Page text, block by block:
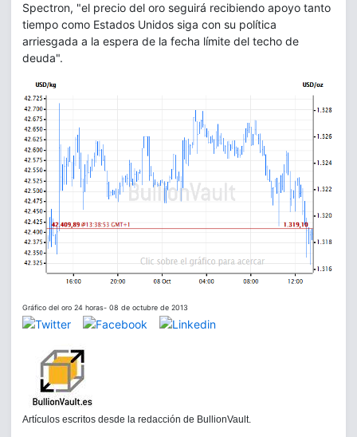
Spectron, "el precio del oro seguirá recibiendo apoyo tanto
tiempo como Estados Unidos siga con su política
arriesgada a la espera de la fecha límite del techo de
deuda".
Gráfico del oro 24 horas- 08 de octubre de 2013
Artículos escritos desde la redacción de BullionVault.